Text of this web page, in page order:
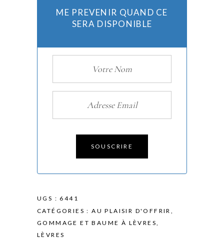
ME PREVENIR QUAND CE
SERA DISPONIBLE
SOUSCRIRE
UGS : 6441
CATÉGORIES :AU PLAISIR D'OFFRIR ,
GOMMAGE ET BAUME À LÈVRES,
LÈVRES